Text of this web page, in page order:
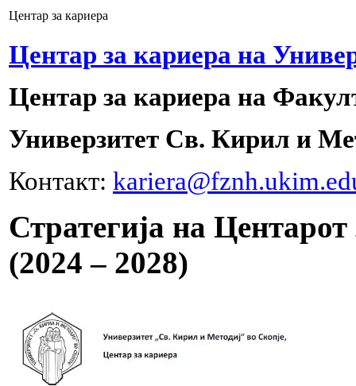
Центар за кариера
Центар за кариера на
Центар за кариера на
Универзитет Св. Кирил и
Контакт:
Стратегија на
(2024 – 2028)